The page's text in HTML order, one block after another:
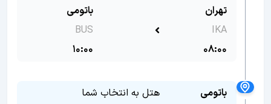
تهران
IKA
08:00
باتومی
BUS
10:00
باتومی
هتل به انتخاب شما